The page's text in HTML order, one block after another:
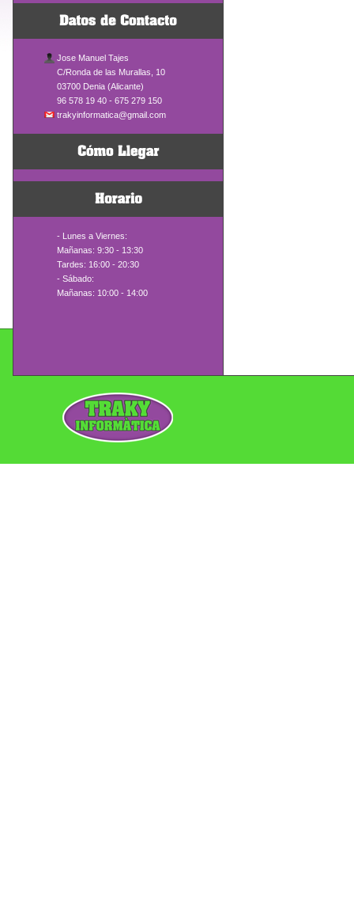
Jose Manuel Tajes
C/Ronda de las Murallas, 10
03700 Denia (Alicante)
96 578 19 40 - 675 279 150
trakyinformatica@gmail.com
- Lunes a Viernes:
Mañanas: 9:30 - 13:30
Tardes: 16:00 - 20:30
- Sábado:
Mañanas: 10:00 - 14:00